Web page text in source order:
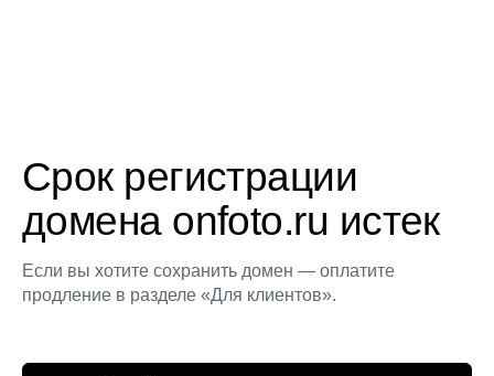
Срок регистрации
домена onfoto.ru истек
Если вы хотите сохранить домен — оплатите
продление в разделе «Для клиентов».